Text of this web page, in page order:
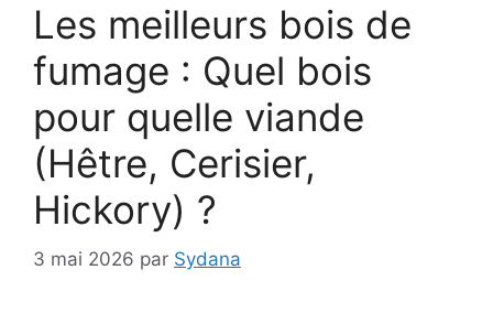
Les meilleurs bois de
fumage : Quel bois
pour quelle viande
(Hêtre, Cerisier,
Hickory) ?
3 mai 2026 par Sydana